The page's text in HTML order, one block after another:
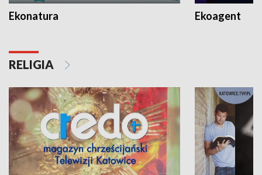
Ekonatura Ekoagent
RELIGIA